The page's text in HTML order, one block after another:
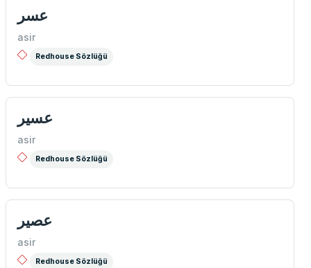
عسر
asir
Redhouse Sözlüğü
عسیر
asir
Redhouse Sözlüğü
عصیر
asir
Redhouse Sözlüğü